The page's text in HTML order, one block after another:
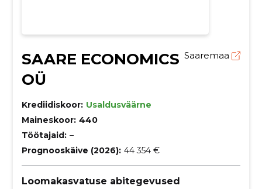
SAARE ECONOMICS
OÜ
Saaremaa
Krediidiskoor: Usaldusväärne
Maineskoor: 440
Töötajaid: –
Prognooskäive (2026): 44 354 €
Loomakasvatuse abitegevused